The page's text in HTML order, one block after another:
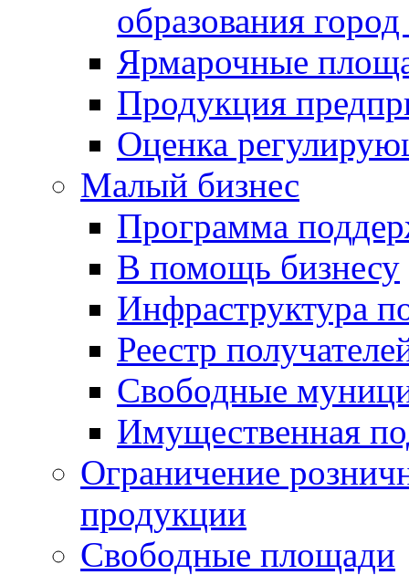
образования
Ярмарочные
Продукция
Оценка
Малый бизнес
Программа
В помощь бизнесу
Инфраструктура
Реестр
Свободные
Имущественная
Ограничение
продукции
Свободные площади